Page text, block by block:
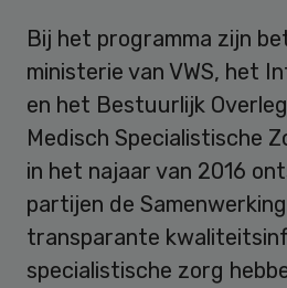
Bij het programma zijn
ministerie van VWS, het
en het Bestuurlijk
Medisch Specialistische
in het najaar van 2016
partijen de
transparante
specialistische zorg